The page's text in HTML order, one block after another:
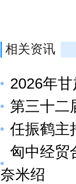
相关资讯
2026年
第三十二
任振鹤主
匈中经贸
奈米绍